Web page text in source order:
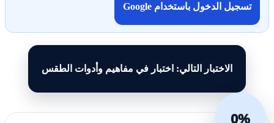
تسجيل الدخول باستخدام Google
الاختبار التالي: اختبار في مفاهيم وأدوات الطقس
0%